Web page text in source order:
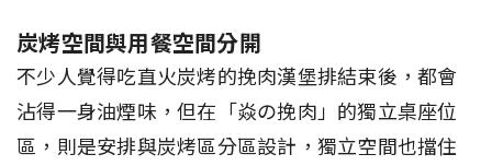
炭烤空間與用餐空間分開
不少人覺得吃直火炭烤的挽肉漢堡排結束後，都會
沾得一身油煙味，但在「焱の挽肉」的獨立桌座位
區，則是安排與炭烤區分區設計，獨立空間也擋住